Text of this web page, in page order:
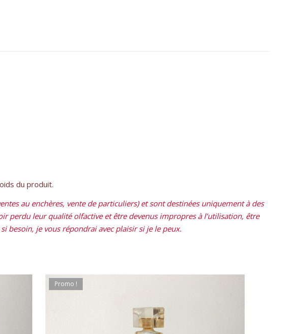
du produit.
au enchères, vente de particuliers) et sont destinées uniquement à des
perdu leur qualité olfactive et être devenus impropres à l’utilisation, être
besoin, je vous répondrai avec plaisir si je le peux.
Promo !